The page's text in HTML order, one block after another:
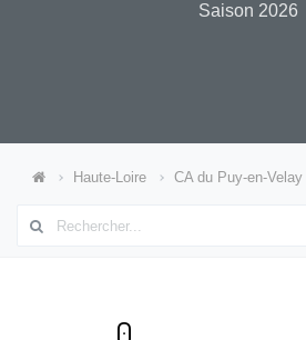
Saison 2026
Haute-Loire CA du Puy-en-Velay